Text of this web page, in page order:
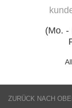
(Mo. -
ZURÜCK NACH